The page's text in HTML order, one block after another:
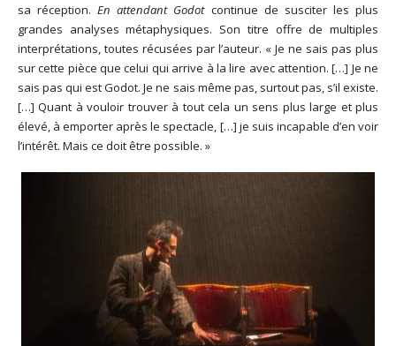
sa réception.En attendant Godotcontinue de susciter les plus
grandes analyses métaphysiques. Son titre offre de multiples
interprétations, toutes récusées par l’auteur. « Je ne sais pas plus
sur cette pièce que celui qui arrive à la lire avec attention. […] Je ne
sais pas qui est Godot. Je ne sais même pas, surtout pas, s’il existe.
[…] Quant à vouloir trouver à tout cela un sens plus large et plus
élevé, à emporter après le spectacle, […] je suis incapable d’en voir
l’intérêt. Mais ce doit être possible. »